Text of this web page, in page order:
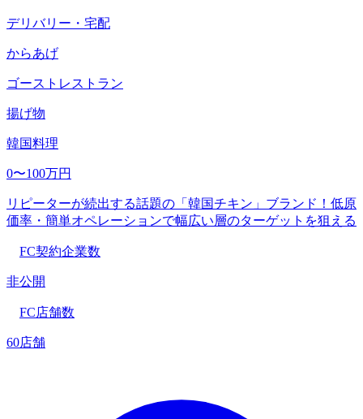
デリバリー・宅配
からあげ
ゴーストレストラン
揚げ物
韓国料理
0〜100万円
リピーターが続出する話題の「韓国チキン」ブランド！低原
価率・簡単オペレーションで幅広い層のターゲットを狙える
FC契約企業数
非公開
FC店舗数
60店舗